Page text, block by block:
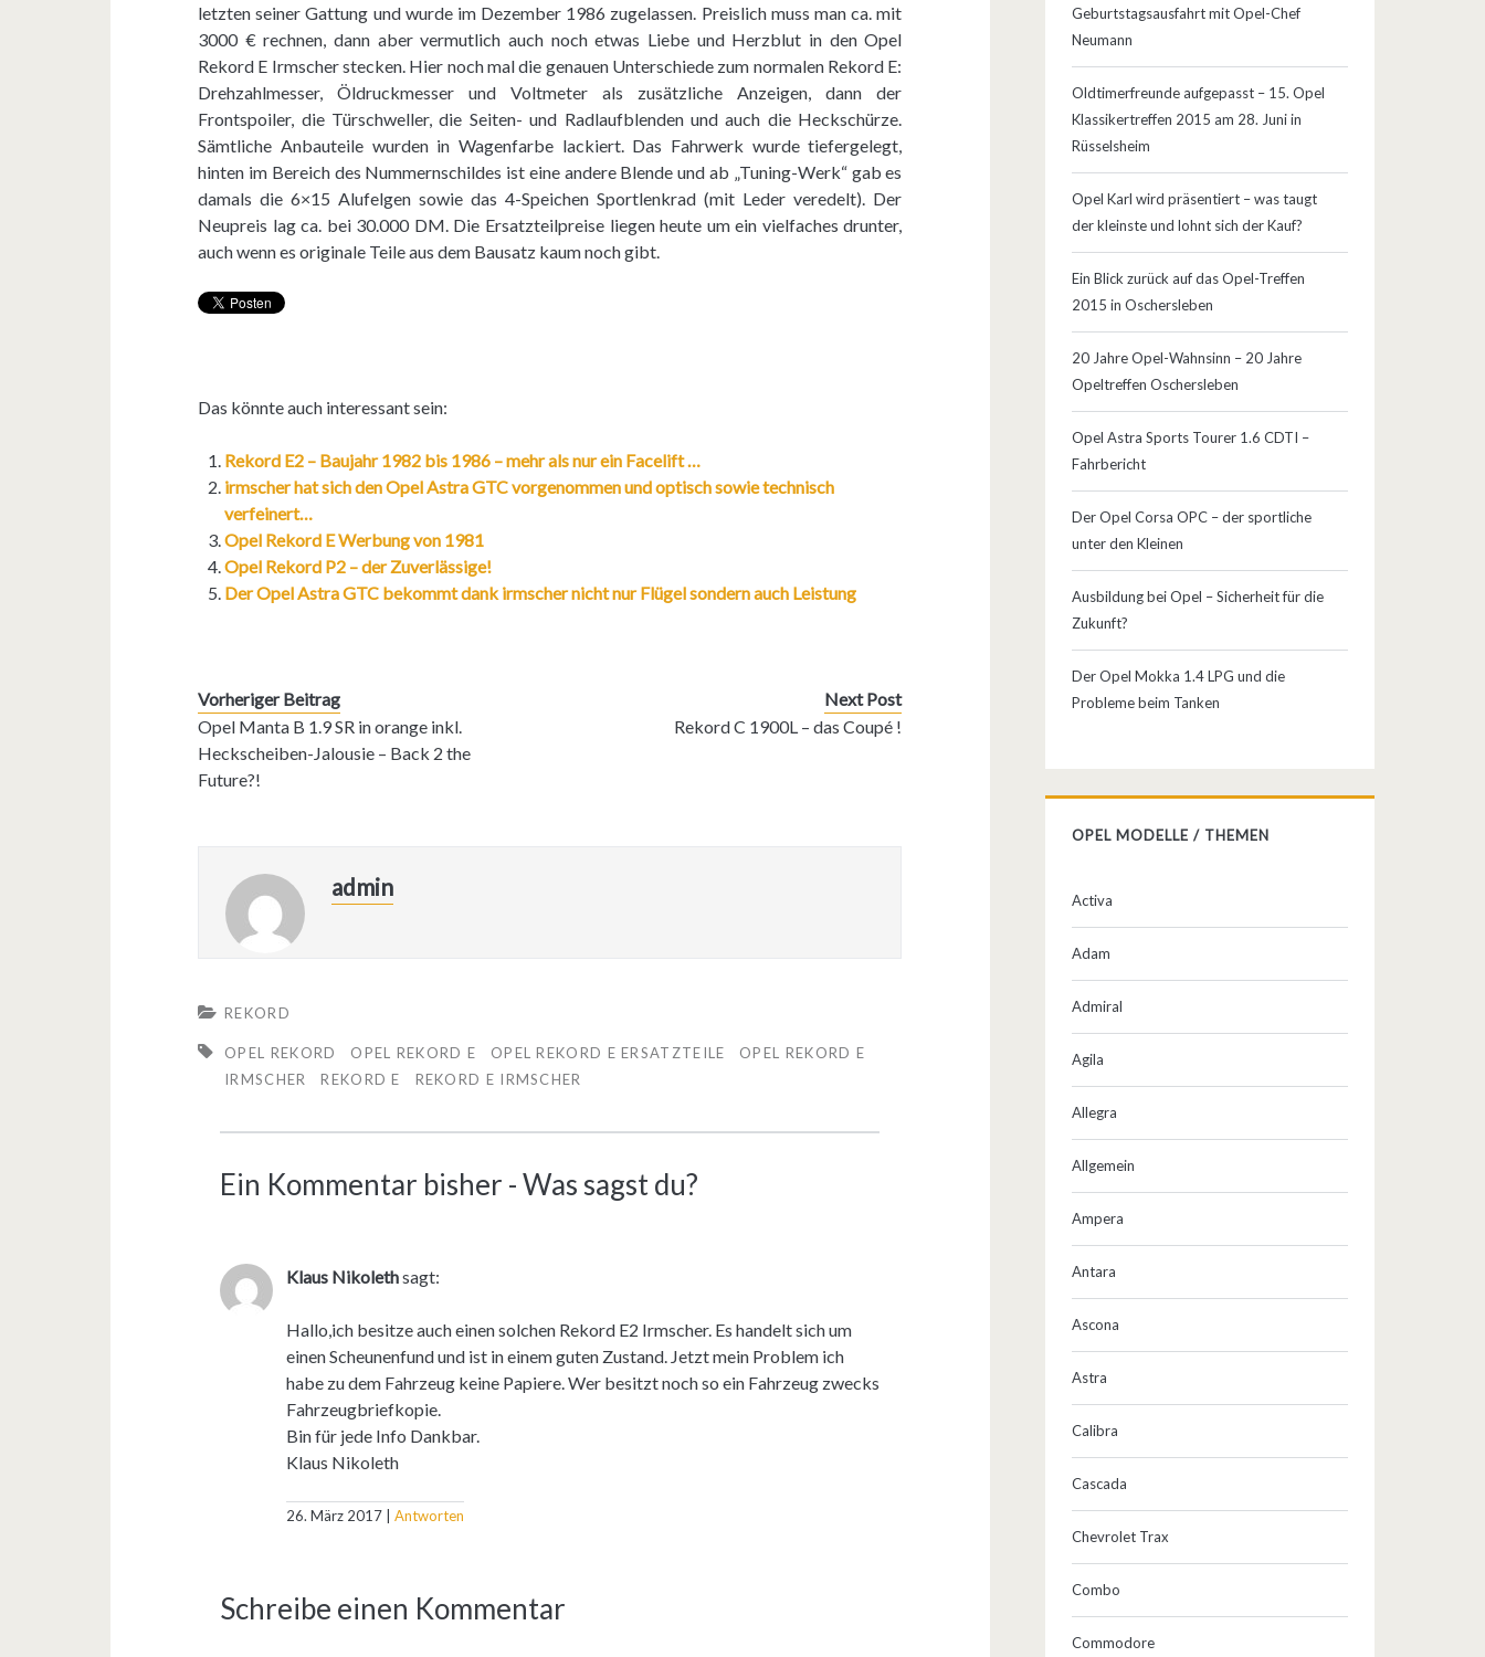
letzten seiner Gattung und wurde im Dezember 1986 zugelassen. Preislich muss man ca. mit
3000 € rechnen, dann aber vermutlich auch noch etwas Liebe und Herzblut in den Opel
Rekord E Irmscher stecken. Hier noch mal die genauen Unterschiede zum normalen Rekord E:
Drehzahlmesser, Öldruckmesser und Voltmeter als zusätzliche Anzeigen, dann der
Frontspoiler, die Türschweller, die Seiten- und Radlaufblenden und auch die Heckschürze.
Sämtliche Anbauteile wurden in Wagenfarbe lackiert. Das Fahrwerk wurde tiefergelegt,
hinten im Bereich des Nummernschildes ist eine andere Blende und ab „Tuning-Werk“ gab es
damals die 6×15 Alufelgen sowie das 4-Speichen Sportlenkrad (mit Leder veredelt). Der
Neupreis lag ca. bei 30.000 DM. Die Ersatzteilpreise liegen heute um ein vielfaches drunter,
auch wenn es originale Teile aus dem Bausatz kaum noch gibt.
Das könnte auch interessant sein:
Rekord E2 – Baujahr 1982 bis 1986 – mehr als nur ein Facelift …
irmscher hat sich den Opel Astra GTC vorgenommen und optisch sowie technisch
verfeinert…
Opel Rekord E Werbung von 1981
Opel Rekord P2 – der Zuverlässige!
Der Opel Astra GTC bekommt dank irmscher nicht nur Flügel sondern auch Leistung
Vorheriger Beitrag
Opel Manta B 1.9 SR in orange inkl.
Heckscheiben-Jalousie – Back 2 the
Future?!
Next Post
Rekord C 1900L – das Coupé !
admin
REKORD
OPEL REKORD OPEL REKORD E OPEL REKORD E ERSATZTEILE
OPEL REKORD E
IRMSCHER
REKORD E REKORD E IRMSCHER
Ein Kommentar bisher - Was sagst du?
Klaus Nikolethsagt:
Hallo,ich besitze auch einen solchen Rekord E2 Irmscher. Es handelt sich um
einen Scheunenfund und ist in einem guten Zustand. Jetzt mein Problem ich
habe zu dem Fahrzeug keine Papiere. Wer besitzt noch so ein Fahrzeug zwecks
Fahrzeugbriefkopie.
Bin für jede Info Dankbar.
Klaus Nikoleth
26. März 2017 Antworten
Schreibe einen Kommentar
Geburtstagsausfahrt mit Opel-Chef
Neumann
Oldtimerfreunde aufgepasst – 15. Opel
Klassikertreffen 2015 am 28. Juni in
Rüsselsheim
Opel Karl wird präsentiert – was taugt
der kleinste und lohnt sich der Kauf?
Ein Blick zurück auf das Opel-Treffen
2015 in Oschersleben
20 Jahre Opel-Wahnsinn – 20 Jahre
Opeltreffen Oschersleben
Opel Astra Sports Tourer 1.6 CDTI –
Fahrbericht
Der Opel Corsa OPC – der sportliche
unter den Kleinen
Ausbildung bei Opel – Sicherheit für die
Zukunft?
Der Opel Mokka 1.4 LPG und die
Probleme beim Tanken
OPEL MODELLE / THEMEN
Activa
Adam
Admiral
Agila
Allegra
Allgemein
Ampera
Antara
Ascona
Astra
Calibra
Cascada
Chevrolet Trax
Combo
Commodore